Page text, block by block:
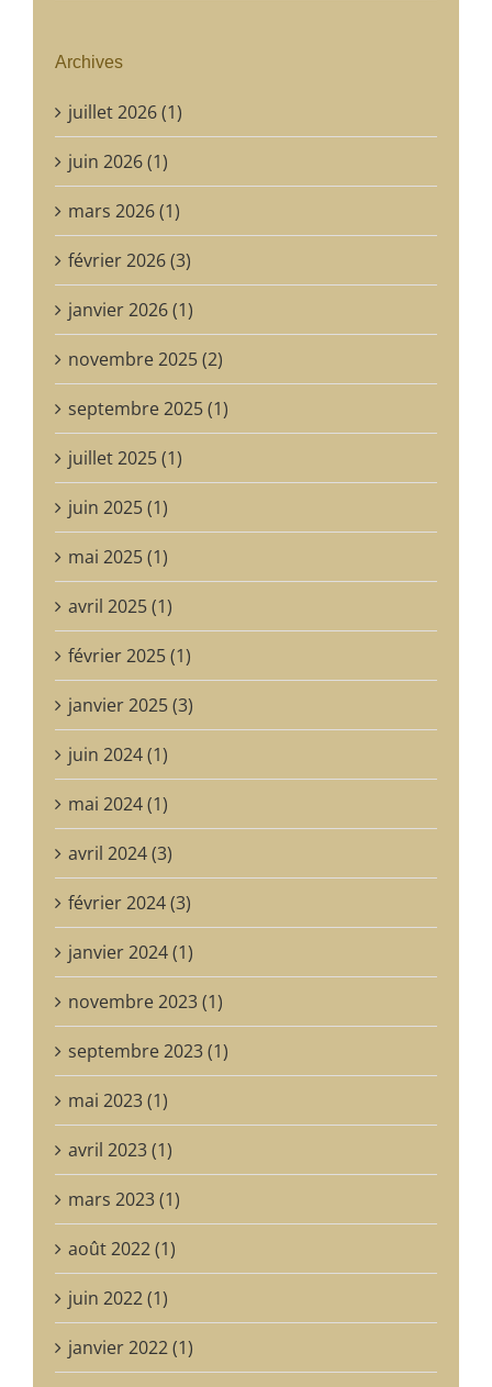
Archives
juillet 2026 (1)
juin 2026 (1)
mars 2026 (1)
février 2026 (3)
janvier 2026 (1)
novembre 2025 (2)
septembre 2025 (1)
juillet 2025 (1)
juin 2025 (1)
mai 2025 (1)
avril 2025 (1)
février 2025 (1)
janvier 2025 (3)
juin 2024 (1)
mai 2024 (1)
avril 2024 (3)
février 2024 (3)
janvier 2024 (1)
novembre 2023 (1)
septembre 2023 (1)
mai 2023 (1)
avril 2023 (1)
mars 2023 (1)
août 2022 (1)
juin 2022 (1)
janvier 2022 (1)